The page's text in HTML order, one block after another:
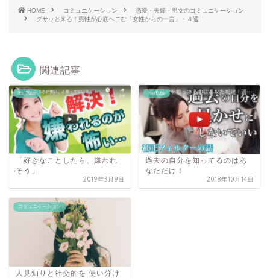
HOME コミュニケーション
恋愛・夫婦・男女のコミュニケーション
グサッと来る！男性が心底ヘコむ「女性からの一言」・４選
関連記事
YouTube
「好きなことしたら、嫌われ
そう」
2019年3月9日
YouTube
過去の自分を知ってるのはあ
なただけ！
2018年10月14日
コミュニケーション
人見知りと社交的を 使い分け